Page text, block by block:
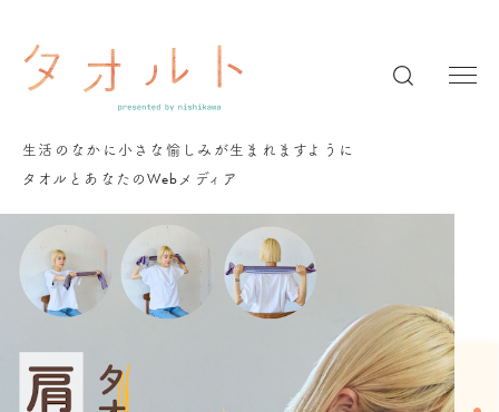
生活のなかに小さな愉しみが生まれますように
タオルとあなたのWeb メディア